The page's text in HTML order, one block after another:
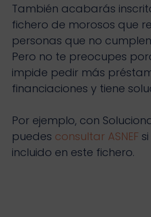
También acabarás
fichero de morosos que
personas que no
Pero no te preocupes
impide pedir más
financiaciones y tiene
Por ejemplo, con
puedes consultar ASNEF
incluido en este fichero.